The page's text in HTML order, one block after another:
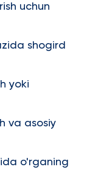
uchun
shogird
yoki
va asosiy
o'rganing